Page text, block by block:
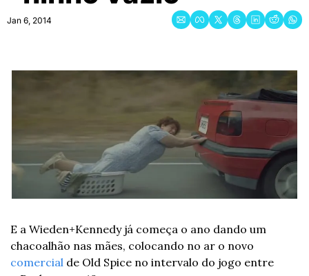
Jan 6, 2014
E a Wieden+Kennedy já começa o ano dando um
comercial de Old Spice no intervalo do jogo entre